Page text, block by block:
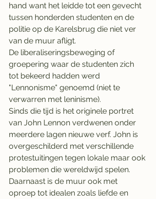
hand want het leidde tot een gevecht
tussen honderden studenten en de
politie op de Karelsbrug die niet ver
van de muur afligt.
De liberaliseringsbeweging of
groepering waar de studenten zich
tot bekeerd hadden werd
"Lennonisme" genoemd (niet te
verwarren met leninisme).
Sinds die tijd is het originele portret
van John Lennon verdwenen onder
meerdere lagen nieuwe verf. John is
overgeschilderd met verschillende
protestuitingen tegen lokale maar ook
problemen die wereldwijd spelen.
Daarnaast is de muur ook met
oproep tot idealen zoals liefde en